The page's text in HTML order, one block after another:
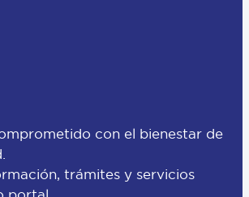
con el bienestar de
trámites y servicios